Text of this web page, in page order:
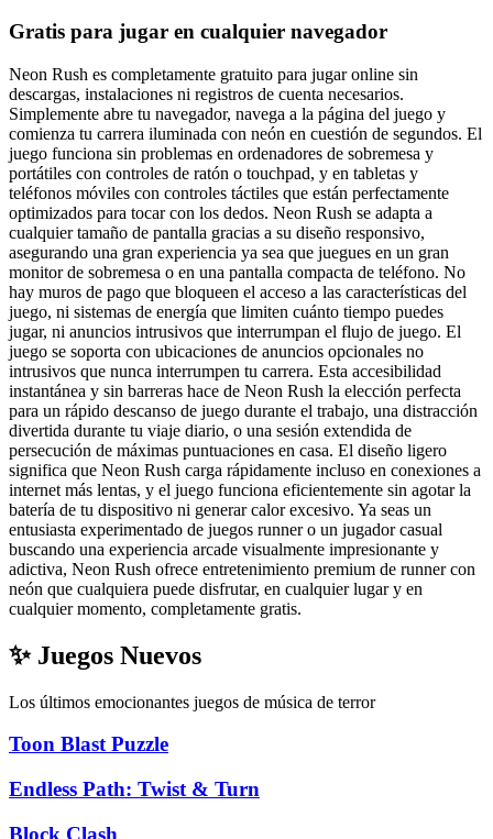
Gratis para jugar en cualquier navegador
Neon Rush es completamente gratuito para jugar online sin
descargas, instalaciones ni registros de cuenta necesarios.
Simplemente abre tu navegador, navega a la página del juego y
comienza tu carrera iluminada con neón en cuestión de segundos. El
juego funciona sin problemas en ordenadores de sobremesa y
portátiles con controles de ratón o touchpad, y en tabletas y
teléfonos móviles con controles táctiles que están perfectamente
optimizados para tocar con los dedos. Neon Rush se adapta a
cualquier tamaño de pantalla gracias a su diseño responsivo,
asegurando una gran experiencia ya sea que juegues en un gran
monitor de sobremesa o en una pantalla compacta de teléfono. No
hay muros de pago que bloqueen el acceso a las características del
juego, ni sistemas de energía que limiten cuánto tiempo puedes
jugar, ni anuncios intrusivos que interrumpan el flujo de juego. El
juego se soporta con ubicaciones de anuncios opcionales no
intrusivos que nunca interrumpen tu carrera. Esta accesibilidad
instantánea y sin barreras hace de Neon Rush la elección perfecta
para un rápido descanso de juego durante el trabajo, una distracción
divertida durante tu viaje diario, o una sesión extendida de
persecución de máximas puntuaciones en casa. El diseño ligero
significa que Neon Rush carga rápidamente incluso en conexiones a
internet más lentas, y el juego funciona eficientemente sin agotar la
batería de tu dispositivo ni generar calor excesivo. Ya seas un
entusiasta experimentado de juegos runner o un jugador casual
buscando una experiencia arcade visualmente impresionante y
adictiva, Neon Rush ofrece entretenimiento premium de runner con
neón que cualquiera puede disfrutar, en cualquier lugar y en
cualquier momento, completamente gratis.
✨ Juegos Nuevos
Los últimos emocionantes juegos de música de terror
Toon Blast Puzzle
Endless Path: Twist & Turn
Block Clash